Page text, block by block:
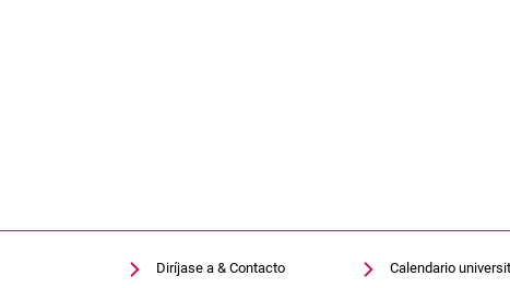
Diríjase a & Contacto Calendario